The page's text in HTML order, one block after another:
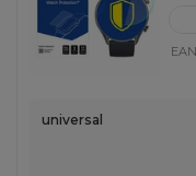
universal